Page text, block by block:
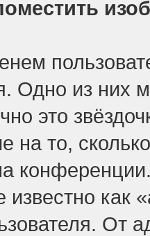
Одно из них
это
на то,
известно как
От